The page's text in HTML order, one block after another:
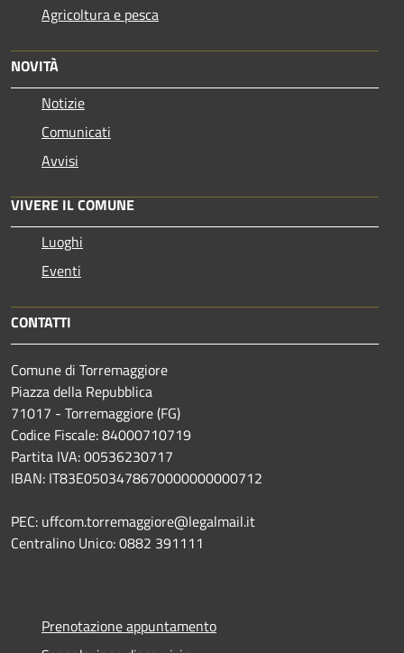
Agricoltura e pesca
NOVITÀ
Notizie
Comunicati
Avvisi
VIVERE IL COMUNE
Luoghi
Eventi
CONTATTI
Comune di Torremaggiore
Piazza della Repubblica
71017 - Torremaggiore (FG)
Codice Fiscale: 84000710719
Partita IVA: 00536230717
IBAN: IT83E0503478670000000000712
PEC: uffcom.torremaggiore@legalmail.it
Centralino Unico: 0882 391111
Prenotazione appuntamento